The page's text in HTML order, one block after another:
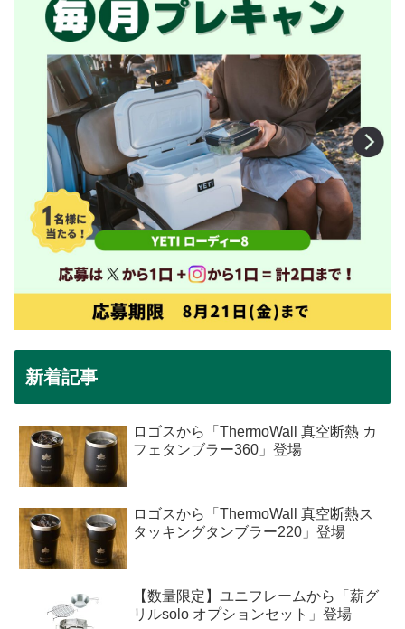
新着記事
ロゴスから「ThermoWall 真空断熱 カ
フェタンブラー360」登場
ロゴスから「ThermoWall 真空断熱ス
タッキングタンブラー220」登場
【数量限定】ユニフレームから「薪グ
リルsolo オプションセット」登場